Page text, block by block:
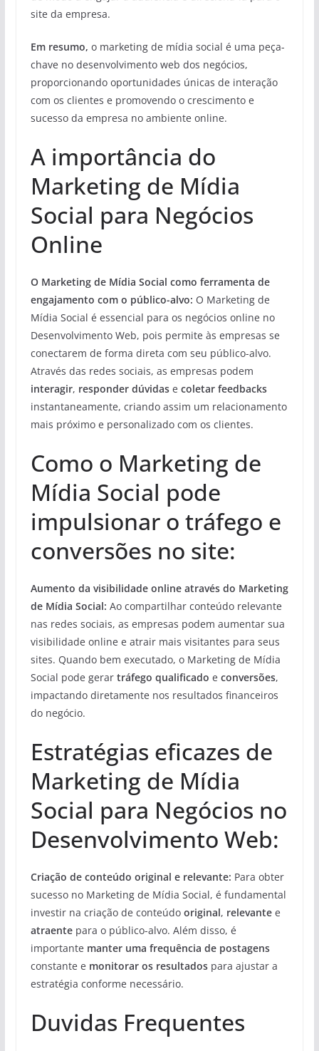
site da empresa.
Em resumo, o marketing de mídia social é uma peça-
chave no desenvolvimento web dos negócios,
proporcionando oportunidades únicas de interação
com os clientes e promovendo o crescimento e
sucesso da empresa no ambiente online.
A importância do
Marketing de Mídia
Social para Negócios
Online
O Marketing de Mídia Social como ferramenta de
engajamento com o público-alvo: O Marketing de
Mídia Social é essencial para os negócios online no
Desenvolvimento Web, pois permite às empresas se
conectarem de forma direta com seu público-alvo.
Através das redes sociais, as empresas podem
interagir, responder dúvidase coletar feedbacks
instantaneamente, criando assim um relacionamento
mais próximo e personalizado com os clientes.
Como o Marketing de
Mídia Social pode
impulsionar o tráfego e
conversões no site:
Aumento da visibilidade online através do Marketing
de Mídia Social: Ao compartilhar conteúdo relevante
nas redes sociais, as empresas podem aumentar sua
visibilidade online e atrair mais visitantes para seus
sites. Quando bem executado, o Marketing de Mídia
Social pode gerar tráfego qualificado e conversões,
impactando diretamente nos resultados financeiros
do negócio.
Estratégias eficazes de
Marketing de Mídia
Social para Negócios no
Desenvolvimento Web:
Criação de conteúdo original e relevante: Para obter
sucesso no Marketing de Mídia Social, é fundamental
investir na criação de conteúdo original, relevantee
atraentepara o público-alvo. Além disso, é
importante manter uma frequência de postagens
constante e monitorar os resultadospara ajustar a
estratégia conforme necessário.
Duvidas Frequentes